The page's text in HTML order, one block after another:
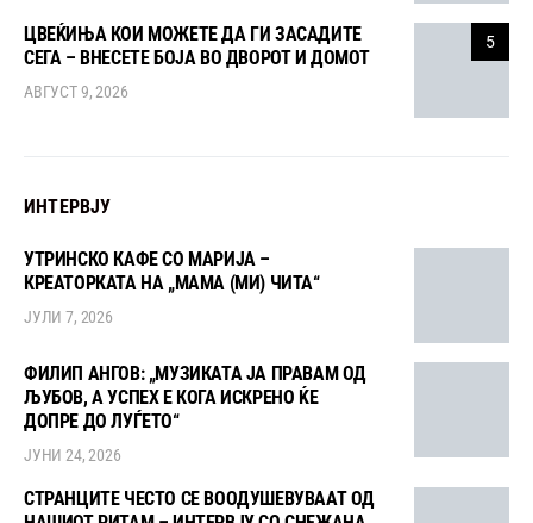
5
ЦВЕЌИЊА КОИ МОЖЕТЕ ДА ГИ ЗАСАДИТЕ
СЕГА – ВНЕСЕТЕ БОЈА ВО ДВОРОТ И ДОМОТ
АВГУСТ 9, 2026
ИНТЕРВЈУ
УТРИНСКО КАФЕ СО МАРИЈА –
КРЕАТОРКАТА НА „МАМА (МИ) ЧИТА“
ЈУЛИ 7, 2026
ФИЛИП АНГОВ: „МУЗИКАТА ЈА ПРАВАМ ОД
ЉУБОВ, А УСПЕХ Е КОГА ИСКРЕНО ЌЕ
ДОПРЕ ДО ЛУЃЕТО“
ЈУНИ 24, 2026
СТРАНЦИТЕ ЧЕСТО СЕ ВООДУШЕВУВААТ ОД